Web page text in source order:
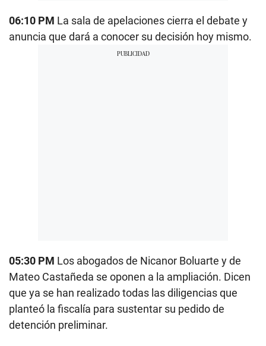
06:10 PM La sala de apelaciones cierra el debate y
anuncia que dará a conocer su decisión hoy mismo.
05:30 PM Los abogados de Nicanor Boluarte y de
Mateo Castañeda se oponen a la ampliación. Dicen
que ya se han realizado todas las diligencias que
planteó la fiscalía para sustentar su pedido de
detención preliminar.